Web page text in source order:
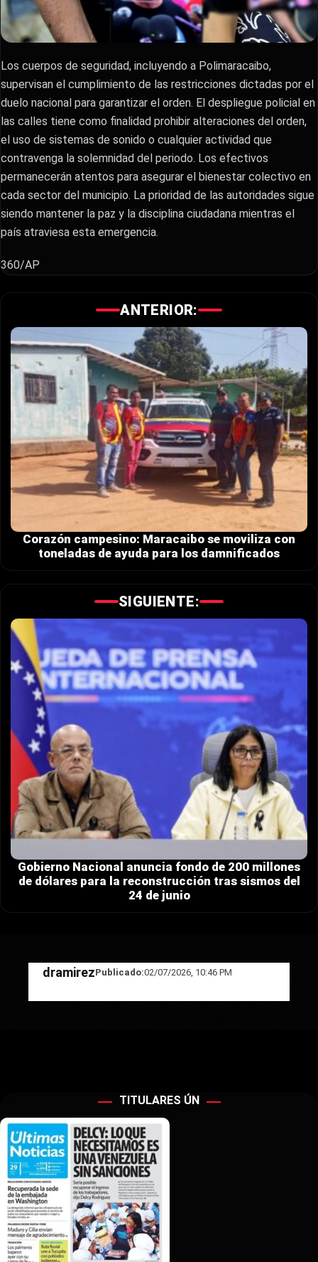
Los cuerpos de seguridad, incluyendo a Polimaracaibo,
supervisan el cumplimiento de las restricciones dictadas por el
duelo nacional para garantizar el orden. El despliegue policial en
las calles tiene como finalidad prohibir alteraciones del orden,
el uso de sistemas de sonido o cualquier actividad que
contravenga la solemnidad del periodo. Los efectivos
permanecerán atentos para asegurar el bienestar colectivo en
cada sector del municipio. La prioridad de las autoridades sigue
siendo mantener la paz y la disciplina ciudadana mientras el
país atraviesa esta emergencia.
360/AP
ANTERIOR:
Corazón campesino: Maracaibo se moviliza con
toneladas de ayuda para los damnificados
SIGUIENTE:
Gobierno Nacional anuncia fondo de 200 millones
de dólares para la reconstrucción tras sismos del
24 de junio
dramirezPublicado:02/07/2026, 10:46 PM
TITULARES ÚN